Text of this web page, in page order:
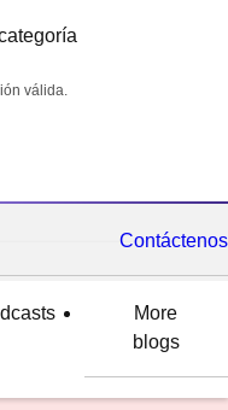
válida.
Contáctenos
More
blogs